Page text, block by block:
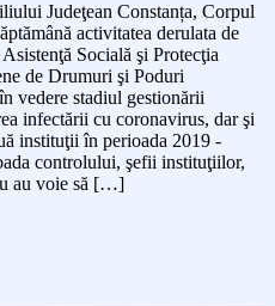
Judeţean Constanța, Corpul
activitatea derulata de
Socială şi Protecţia
de Drumuri şi Poduri
vedere stadiul gestionării
infectării cu coronavirus, dar şi
instituţii în perioada 2019 -
controlului, şefii instituţiilor,
au voie să […]